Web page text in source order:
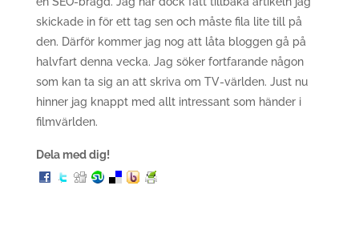
skickade in för ett tag sen och måste fila lite till på
den. Därför kommer jag nog att låta bloggen gå på
halvfart denna vecka. Jag söker fortfarande någon
som kan ta sig an att skriva om TV-världen. Just nu
hinner jag knappt med allt intressant som händer i
filmvärlden.
Dela med dig!